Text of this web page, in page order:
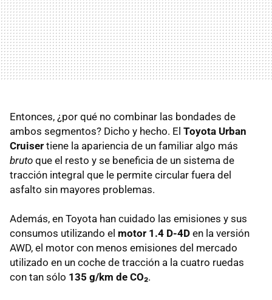
Entonces, ¿por qué no combinar las bondades de
ambos segmentos? Dicho y hecho. El Toyota Urban
Cruiser tiene la apariencia de un familiar algo más
bruto que el resto y se beneficia de un sistema de
tracción integral que le permite circular fuera del
asfalto sin mayores problemas.
Además, en Toyota han cuidado las emisiones y sus
consumos utilizando el motor 1.4 D-4D en la versión
AWD, el motor con menos emisiones del mercado
utilizado en un coche de tracción a la cuatro ruedas
con tan sólo 135 g/km de CO₂.